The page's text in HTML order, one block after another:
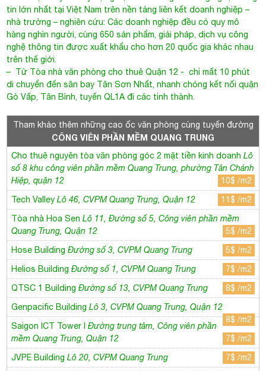
tin lớn nhất tại Việt Nam trên nền tảng liên kết doanh nghiệp –
nhà trường – nghiên cứu: Các doanh nghiệp đều có quy mô
hàng nghìn người, cùng 650 sản phẩm, giải pháp, dịch vụ công
nghệ thông tin được xuất khẩu cho hơn 20 quốc gia khác nhau
trên thế giới.
– Từ Tòa nhà văn phòng cho thuê Quận 12 - chỉ mất 10 phút
di chuyển đến sân bay Tân Sơn Nhất, nhanh chóng kết nối quận
Gò Vấp, Tân Bình, tuyến QL1A đi các tỉnh thành.
Tham khảo thêm những cao ốc văn phòng cùng tuyến đường
CÔNG VIÊN PHẦN MỀM QUANG TRUNG
Cho thuê nguyên tòa văn phòng góc 2 mặt tiền kinh doanhLô
số 8 khu công viên phần mềm Quang Trung, phường Tân Chánh
Hiệp, quận 12
10$ /m2
Tech ValleyLô 46, CVPM Quang Trung, Quận 12
11$ /m2
Tòa nhà Hoa SenLô 11, Đường số 5, Công viên phần mềm
Quang Trung, Quận 12
5$ /m2
Hose BuildingĐường số 3, CVPM Quang Trung
5$ /m2
Helios BuildingĐường số 1, CVPM Quang Trung
7$ /m2
QTSC 1 BuildingĐường số 13, CVPM Quang Trung
8$ /m2
Genpacific BuildingLô 3, CVPM Quang Trung, Quận 12
8$ /m2
Saigon ICT Tower IĐường trung tâm, Công viên phần
mềm Quang Trung, Quận 12
7$ /m2
JVPE BuildingLô 20, CVPM Quang Trung
7$ /m2